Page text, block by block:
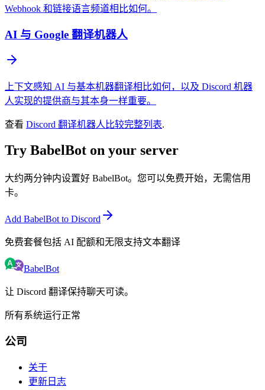
Webhook 和链接语言频道相比如何。
AI 与 Google 翻译机器人
上下文感知 AI 与基本机器翻译相比如何，以及 Discord 机器
人实现的提供商与其本身一样重要。
查看 Discord 翻译机器人比较完整列表.
Try BabelBot on your server
大约两分钟内设置好 BabelBot。您可以免费开始，无需信用
卡。
Add BabelBot to Discord
免费套餐包括 AI 配额和无限支持文本翻译
BabelBot
让 Discord 翻译保持聊天可读。
所有系统运行正常
公司
关于
更新日志